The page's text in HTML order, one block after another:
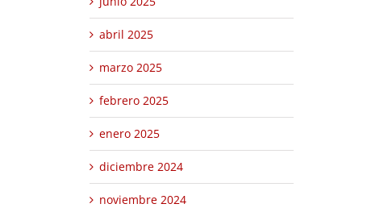
abril 2025
marzo 2025
febrero 2025
enero 2025
diciembre 2024
noviembre 2024